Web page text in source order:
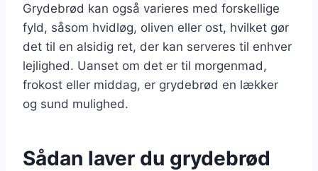
Grydebrød kan også varieres med forskellige
fyld, såsom hvidløg, oliven eller ost, hvilket gør
det til en alsidig ret, der kan serveres til enhver
lejlighed. Uanset om det er til morgenmad,
frokost eller middag, er grydebrød en lækker
og sund mulighed.
Sådan laver du grydebrød